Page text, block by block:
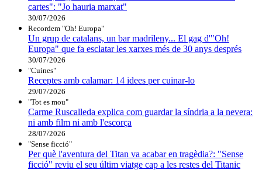
cartes": "Jo hauria marxat"
30/07/2026
Recordem "Oh! Europa"
Un grup de catalans, un bar madrileny... El gag d'"Oh!
Europa" que fa esclatar les xarxes més de 30 anys després
30/07/2026
"Cuines"
Receptes amb calamar: 14 idees per cuinar-lo
29/07/2026
"Tot es mou"
Carme Ruscalleda explica com guardar la síndria a la nevera:
ni amb film ni amb l'escorça
28/07/2026
"Sense ficció"
Per què l'aventura del Titan va acabar en tragèdia?: "Sense
ficció" reviu el seu últim viatge cap a les restes del Titanic